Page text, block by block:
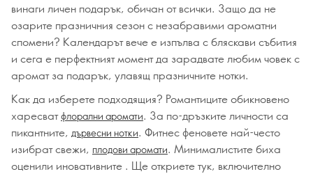
винаги личен подарък, обичан от всички. Защо да не
озарите празничния сезон с незабравими ароматни
спомени? Календарът вече е изпълва с бляскави събития
и сега е перфектният момент да зарадвате любим човек с
аромат за подарък, улавящ празничните нотки.
Как да изберете подходящия? Романтиците обикновено
харесватфлорални аромати. За по-дръзките личности са
пикантните, дървесни нотки. Фитнес феновете най-често
изибрат свежи, плодови аромати. Минималистите биха
оценили иновативните . Ще откриете тук, включително